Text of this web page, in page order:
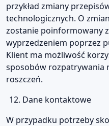
przykład zmiany
technologicznych. O
zostanie poinformowany
wyprzedzeniem poprzez
Klient ma możliwość
sposobów rozpatrywania
roszczeń.
Dane kontaktowe
W przypadku potrzeby